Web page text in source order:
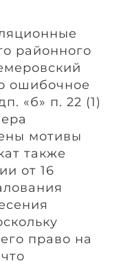
районного
ошибочное
«б» п. 22 (1)
мотивы
также
от 16
право на